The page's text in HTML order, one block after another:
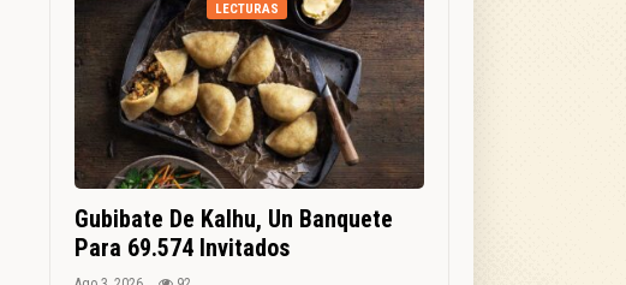
LECTURAS
Gubibate De Kalhu, Un Banquete
Para 69.574 Invitados